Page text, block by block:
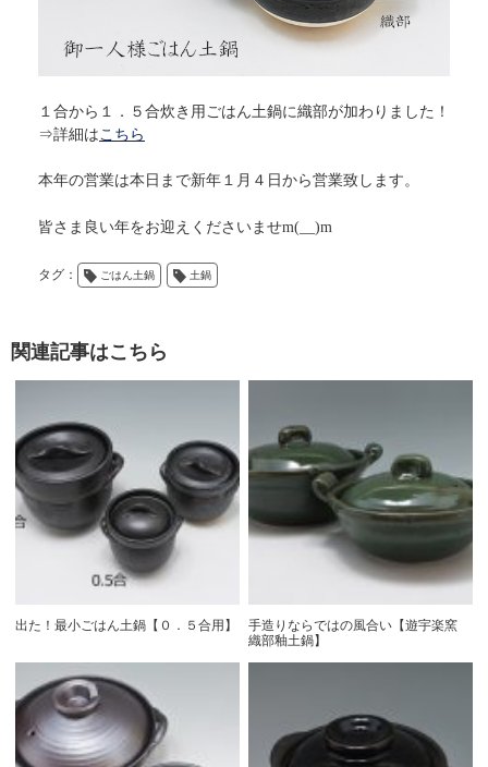
１合から１．５合炊き用ごはん土鍋に織部が加わりました！
⇒詳細は こちら
本年の営業は本日まで新年１月４日から営業致します。
皆さま良い年をお迎えくださいませm(__)m
タグ： ごはん土鍋 土鍋
関連記事はこちら
出た！最小ごはん土鍋【０．５合用】
手造りならではの風合い【遊宇楽窯
織部釉土鍋】